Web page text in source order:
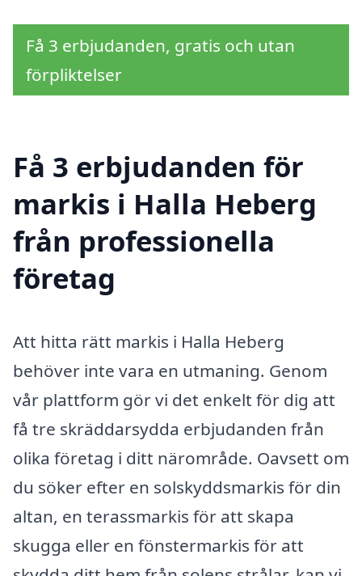
Få 3 erbjudanden, gratis och utan
förpliktelser
Få 3 erbjudanden för
markis i Halla Heberg
från professionella
företag
Att hitta rätt markis i Halla Heberg
behöver inte vara en utmaning. Genom
vår plattform gör vi det enkelt för dig att
få tre skräddarsydda erbjudanden från
olika företag i ditt närområde. Oavsett om
du söker efter en solskyddsmarkis för din
altan, en terassmarkis för att skapa
skugga eller en fönstermarkis för att